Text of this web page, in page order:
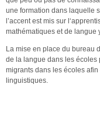
une formation dans laquelle
l’accent est mis sur
mathématiques et de langue
La mise en place du bureau
de la langue dans les écoles
migrants dans les écoles
linguistiques.